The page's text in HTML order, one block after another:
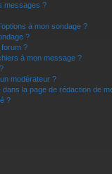
messages ?
à mon sondage ?
?
?
à mon message ?
modérateur ?
la page de rédaction de
?